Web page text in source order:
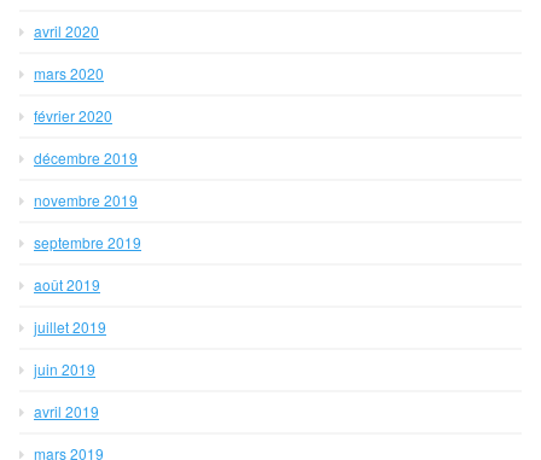
avril 2020
mars 2020
février 2020
décembre 2019
novembre 2019
septembre 2019
août 2019
juillet 2019
juin 2019
avril 2019
mars 2019